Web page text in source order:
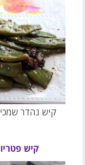
קיש נהדר
קיש